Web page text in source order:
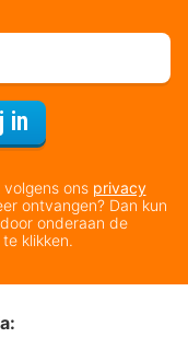
in
ons privacy
ontvangen? Dan kun
onderaan de
klikken.